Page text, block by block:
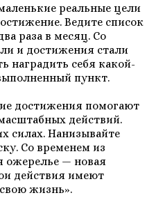
реальные цели
Ведите список
раза в месяц. Со
и достижения стали
наградить себя какой-
пункт.
достижения помогают
действий.
силах. Нанизывайте
Со временем из
ожерелье — новая
действия имеют
жизнь».